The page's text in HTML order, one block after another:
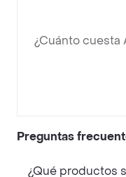
¿Cuánto cuesta
Preguntas
¿Qué productos